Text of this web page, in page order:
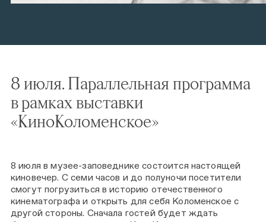
8 июля. Параллельная программа
в рамках выставки
«КиноКоломенское»
8 июля в музее-заповеднике состоится настоящей
киновечер. С семи часов и до полуночи посетители
смогут погрузиться в историю отечественного
кинематографа и открыть для себя Коломенское с
другой стороны. Сначала гостей будет ждать